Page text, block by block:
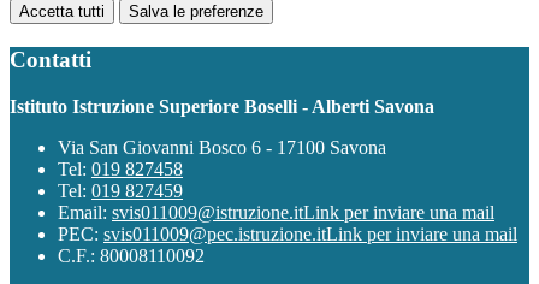
Accetta tutti Salva le preferenze
Contatti
Istituto Istruzione Superiore Boselli - Alberti Savona
Via San Giovanni Bosco 6 - 17100 Savona
Tel: 019 827458
Tel: 019 827459
Email: svis011009@istruzione.itLink per inviare una mail
PEC: svis011009@pec.istruzione.itLink per inviare una mail
C.F.: 80008110092